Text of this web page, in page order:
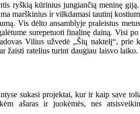
ryškią kūrinius jungiančią meninę
marškinius ir vilkdamasi tautinį
Vis dėlto ansamblyje praleistus
surepetuoti finalinę dainą. Visi
Vilius užvedė „Šių naktełį“,
ratelius turint daugiau laisvo
sukasi projektai, kur ir kaip save
ašaras ir juokėmės, nes